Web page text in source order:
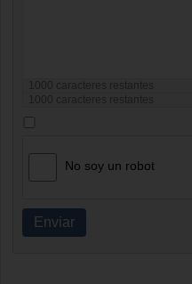
caracteres restantes
caracteres restantes
No soy un robot
Enviar